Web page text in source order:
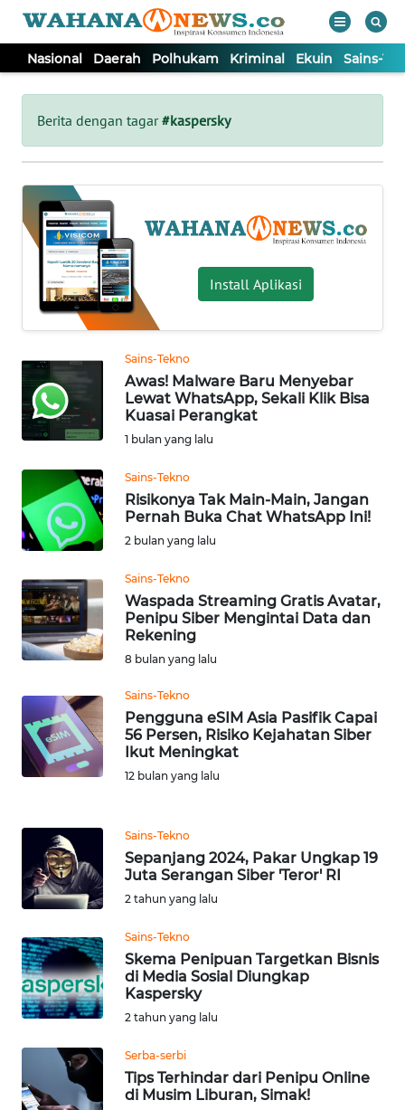
Nasional Daerah Polhukam Kriminal Ekuin Sains-
Berita dengan tagar#kaspersky
Install Aplikasi
Sains-Tekno
Awas! Malware Baru Menyebar
Lewat WhatsApp, Sekali Klik Bisa
Kuasai Perangkat
1 bulan yang lalu
Sains-Tekno
Risikonya Tak Main-Main, Jangan
Pernah Buka Chat WhatsApp Ini!
2 bulan yang lalu
Sains-Tekno
Waspada Streaming Gratis Avatar,
Penipu Siber Mengintai Data dan
Rekening
8 bulan yang lalu
Sains-Tekno
Pengguna eSIM Asia Pasifik Capai
56 Persen, Risiko Kejahatan Siber
Ikut Meningkat
12 bulan yang lalu
Sains-Tekno
Sepanjang 2024, Pakar Ungkap 19
Juta Serangan Siber 'Teror' RI
2 tahun yang lalu
Sains-Tekno
Skema Penipuan Targetkan Bisnis
di Media Sosial Diungkap
Kaspersky
2 tahun yang lalu
Serba-serbi
Tips Terhindar dari Penipu Online
di Musim Liburan, Simak!
Tutup
NASIONAL
DAERAH
POLHUKAM
KRIMINAL
EKUIN
SAINS-TEKNO
KESEHATAN
INTERNASIONAL
PENDIDIKAN
OPINI
EDITORIAL
INDEKS
BERITA
KAMI
INFO
IKLAN
TENTANG